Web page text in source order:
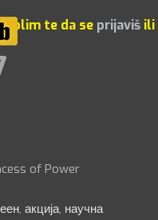
te da se prijaviš ili
of Power
, акција, научна